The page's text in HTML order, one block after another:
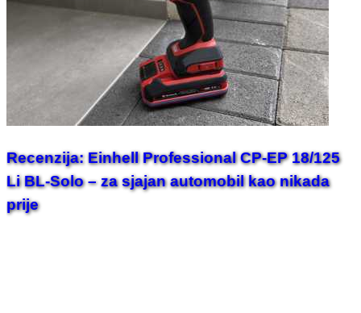
Recenzija: Einhell Professional CP-EP 18/125
Li BL-Solo – za sjajan automobil kao nikada
prije